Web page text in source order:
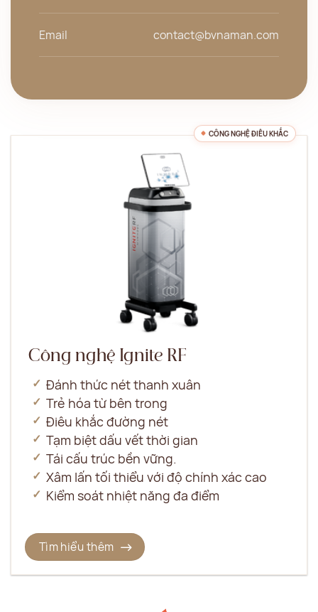
Email contact@bvnaman.com
CÔNG NGHỆ ĐIÊU KHẮC
Công nghệ Ignite RF
Đánh thức nét thanh xuân
Trẻ hóa từ bên trong
Điêu khắc đường nét
Tạm biệt dấu vết thời gian
Tái cấu trúc bền vững.
Xâm lấn tối thiểu với độ chính xác cao
Kiểm soát nhiệt năng đa điểm
Tìm hiểu thêm